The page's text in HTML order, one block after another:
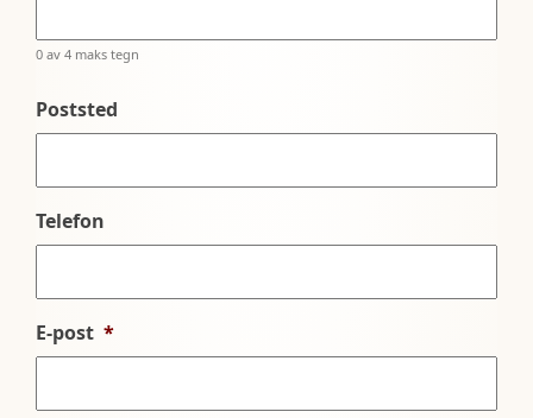
0 av 4 maks tegn
Poststed
Telefon
E-post *